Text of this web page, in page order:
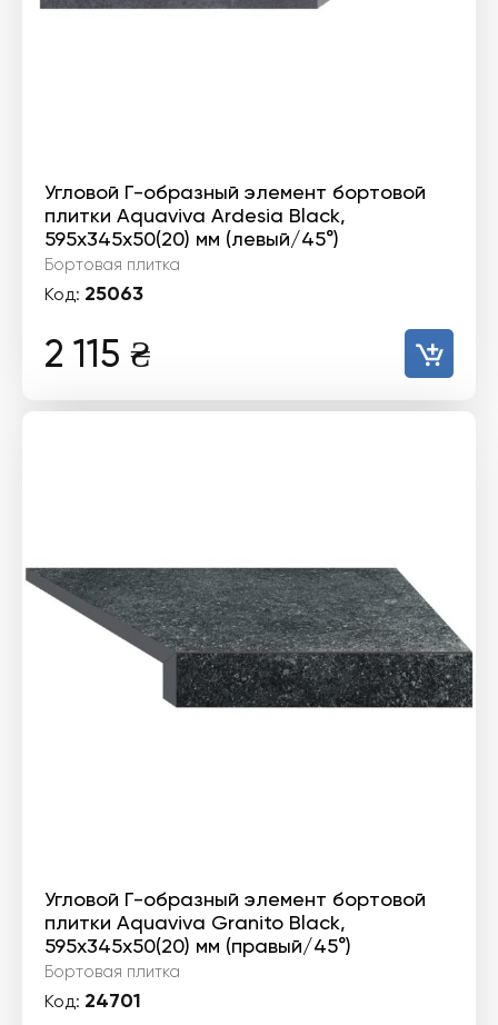
Угловой Г-образный элемент бортовой
плитки Aquaviva Ardesia Black,
595x345x50(20) мм (левый/45°)
Бортовая плитка
Код: 25063
2 115 ₴
Угловой Г-образный элемент бортовой
плитки Aquaviva Granito Black,
595x345x50(20) мм (правый/45°)
Бортовая плитка
Код: 24701